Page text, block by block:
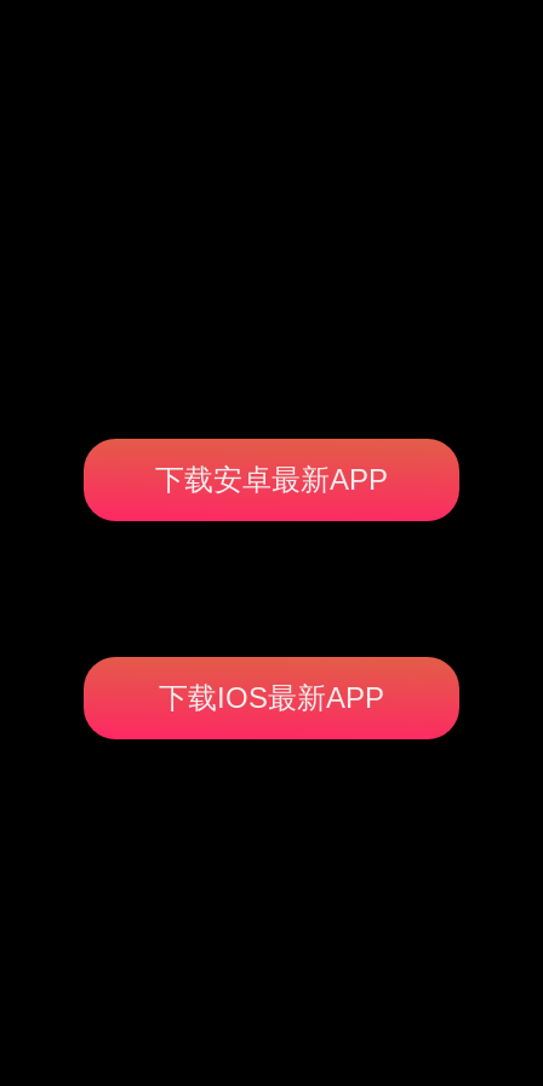
下载安卓最新APP
下载IOS最新APP